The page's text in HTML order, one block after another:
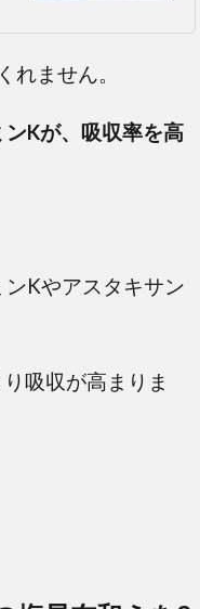
ません。
Kが、吸収率を高
Kやアスタキサン
吸収が高まりま